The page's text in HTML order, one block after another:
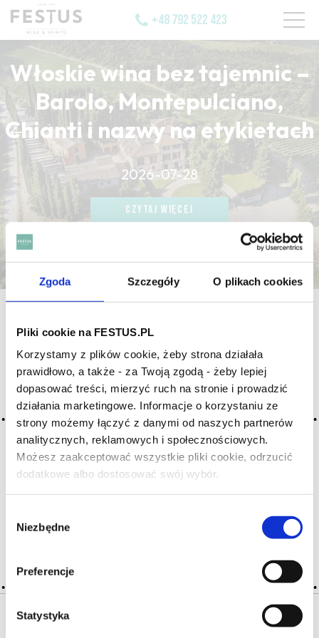
Zgoda Szczegóły O plikach cookies
Pliki cookie na FESTUS.PL
Korzystamy z plików cookie, żeby strona działała
prawidłowo, a także - za Twoją zgodą - żeby lepiej
dopasować treści, mierzyć ruch na stronie i prowadzić
działania marketingowe. Informacje o korzystaniu ze
strony możemy łączyć z danymi od naszych partnerów
analitycznych, reklamowych i społecznościowych.
Możesz zaakceptować wszystkie pliki cookie, odrzucić
dodatkowe albo dostosować swój wybór.
zgody
Niezbędne
Preferencje
Statystyka
Czy masz ukończone 18 lat?
+48 792 522 423
Włoskie wina bez tajemnic –
Barolo, Montepulciano,
Chianti i nazwy na etykietach
2026-07-28
CZYTAJ WIĘCEJ
CZYTAJ WIĘCEJ
CZYTAJ WIĘCEJ
Archiwum wpisów tagu: turbit
mętne
2016-05-10
wino, któremu brak przejrzystości; tak może wyglądać wino
tylko w fazie winifikacji, élevage lub w butelce, w której
wzruszono osad; wino źle sklarowane lub źle przefiltrowane
CZYTAJ WIĘCEJ